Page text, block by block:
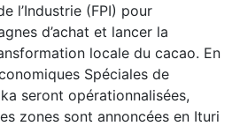
l’Industrie (FPI) pour
d’achat et lancer la
locale du cacao. En
Spéciales de
seront opérationnalisées,
zones sont annoncées en Ituri